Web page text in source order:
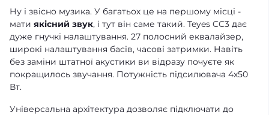
Ну і звісно музика. У багатьох це на першому місці -
мати якісний звук, і тут він саме такий. Teyes CC3 дає
дуже гнучкі налаштування. 27 полосний еквалайзер,
широкі налаштування басів, часові затримки. Навіть
без заміни штатної акустики ви відразу почуєте як
покращилось звучання. Потужність підсилювача 4х50
Вт.
Універсальна архітектура дозволяє підключати до